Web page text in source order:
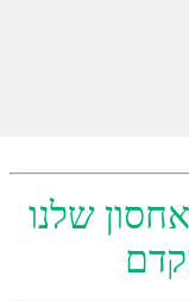
שלנו